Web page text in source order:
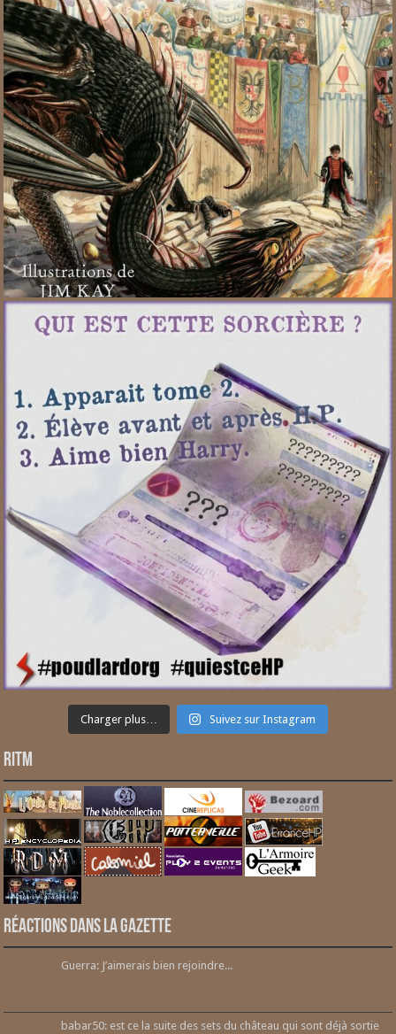
Charger plus… Suivez sur Instagram
RITM
Réactions dans la gazette
Guerra: J’aimerais bien rejoindre...
babar50: est ce la suite des sets du château qui sont déjà sortie